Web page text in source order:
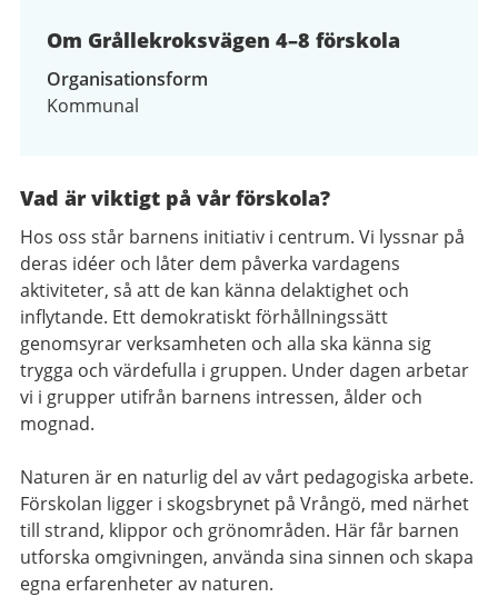
Om Grållekroksvägen 4–8 förskola
Organisationsform
Kommunal
Vad är viktigt på vår förskola?
Hos oss står barnens initiativ i centrum. Vi lyssnar på
deras idéer och låter dem påverka vardagens
aktiviteter, så att de kan känna delaktighet och
inflytande. Ett demokratiskt förhållningssätt
genomsyrar verksamheten och alla ska känna sig
trygga och värdefulla i gruppen. Under dagen arbetar
vi i grupper utifrån barnens intressen, ålder och
mognad.
Naturen är en naturlig del av vårt pedagogiska arbete.
Förskolan ligger i skogsbrynet på Vrångö, med närhet
till strand, klippor och grönområden. Här får barnen
utforska omgivningen, använda sina sinnen och skapa
egna erfarenheter av naturen.